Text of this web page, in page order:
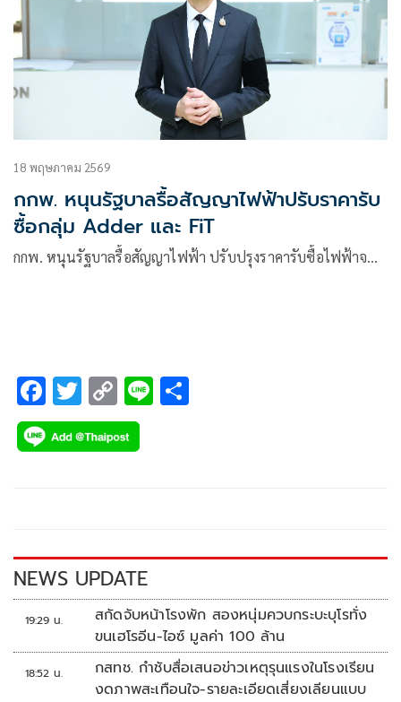
18 พฤษภาคม 2569
กกพ. หนุนรัฐบาลรื้อสัญญาไฟฟ้าปรับราคารับ
ซื้อกลุ่ม Adder และ FiT
กกพ. หนุนรัฐบาลรื้อสัญญาไฟฟ้า ปรับปรุงราคารับซื้อไฟฟ้าจ…
F
ac
e
k
T
wi
tt
C
o
p
k
Li
NEWS UPDATE
19:29 น.
สกัดจับหน้าโรงพัก สองหนุ่มควบกระบะบุโรทั่ง
ขนเฮโรอีน-ไอซ์ มูลค่า 100 ล้าน
18:52 น.
กสทช. กำชับสื่อเสนอข่าวเหตุรุนแรงในโรงเรียน
งดภาพสะเทือนใจ-รายละเอียดเสี่ยงเลียนแบบ